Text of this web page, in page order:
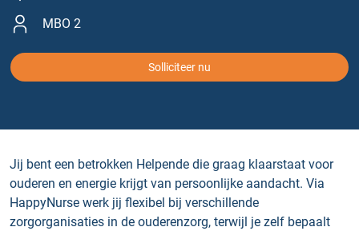
MBO 2
Solliciteer nu
Jij bent een betrokken Helpende die graag klaarstaat voor
ouderen en energie krijgt van persoonlijke aandacht. Via
HappyNurse werk jij flexibel bij verschillende
zorgorganisaties in de ouderenzorg, terwijl je zelf bepaalt